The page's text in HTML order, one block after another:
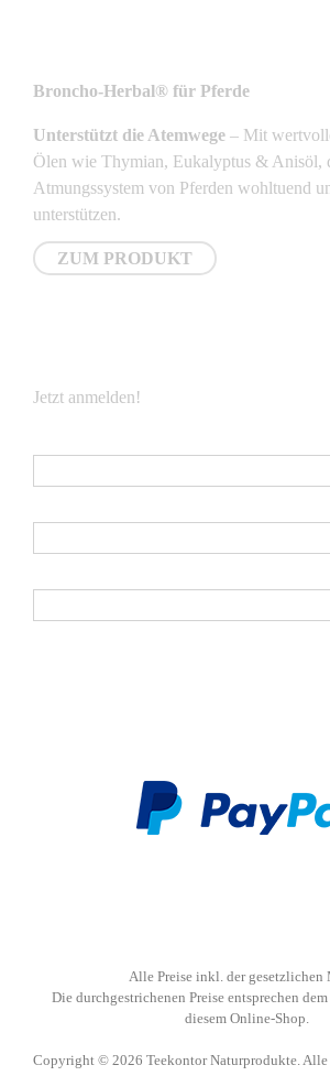
Broncho-Herbal® für Pferde
Unterstützt die Atemwege – Mit
Ölen wie Thymian, Eukalyptus & Anisöl,
Atmungssystem von Pferden wohltuend
unterstützen.
ZUM PRODUKT
Jetzt anmelden!
Alle Preise inkl. der gesetzlichen
Die durchgestrichenen Preise entsprechen
diesem Online-Shop.
Copyright © 2026 Teekontor Naturprodukte. Alle